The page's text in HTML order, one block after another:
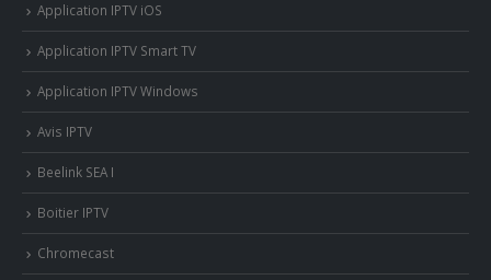
Application IPTV iOS
Application IPTV Smart TV
Application IPTV Windows
Avis IPTV
Beelink SEA I
Boitier IPTV
Chromecast